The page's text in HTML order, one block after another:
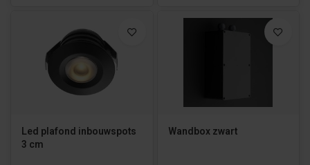
Led plafond inbouwspots
3 cm
Wandbox zwart